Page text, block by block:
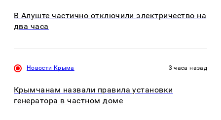
В Алуште частично отключили электричество на
два часа
Новости Крыма 3 часа назад
Крымчанам назвали правила установки
генератора в частном доме